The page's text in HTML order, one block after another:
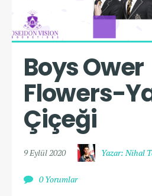
Boys Ower
Flowers-
Çiçeği
9 Eylül 2020 Yazar: Nihal
0 Yorumlar